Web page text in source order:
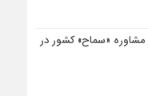
«سماح» کشور در